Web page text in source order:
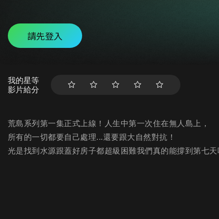
請先登入
我的星等
影片給分
荒島系列第一集正式上線！人生中第一次住在無人島上，
所有的一切都要自己處理...還要跟大自然對抗！
光是找到水源跟蓋好房子都超級困難我們真的能撐到第七天